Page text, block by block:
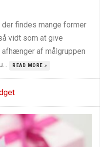
findes mange former
vidt som at give
af målgruppen
READ MORE »